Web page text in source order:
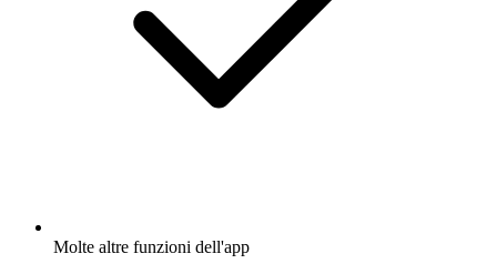
Molte altre funzioni dell'app